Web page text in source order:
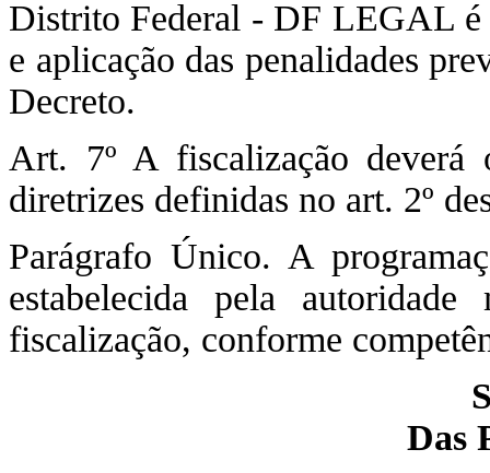
Distrito Federal - DF LEGAL é
e aplicação das penalidades
Decreto.
Art. 7º A fiscalização deverá
diretrizes definidas no art. 2º
Parágrafo Único. A
estabelecida pela
fiscalização, conforme
Das